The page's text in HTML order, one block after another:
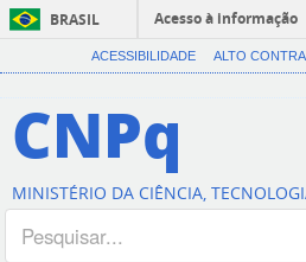
BRASIL
Acesso à informação
ACESSIBILIDADE ALTO
CNPq
MINISTÉRIO DA CIÊNCIA,